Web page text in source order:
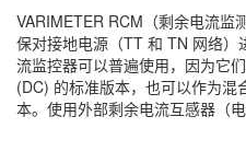
VARIMETER RCM（剩余电流监
保对接地电源（TT 和 TN 网络
流监控器可以普遍使用，因为它
(DC) 的标准版本，也可以作为混
本。使用外部剩余电流互感器（